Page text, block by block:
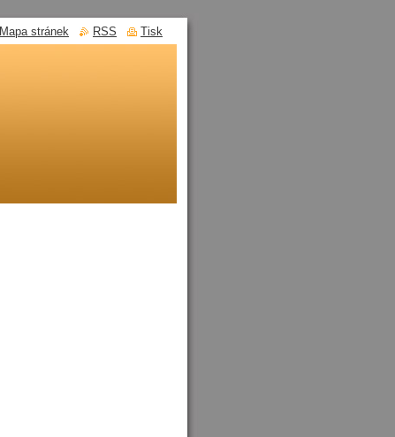
Mapa stránek RSS Tisk